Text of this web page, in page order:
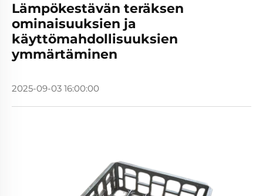
Lämpökestävän teräksen
ominaisuuksien ja
käyttömahdollisuuksien
ymmärtäminen
2025-09-03 16:00:00